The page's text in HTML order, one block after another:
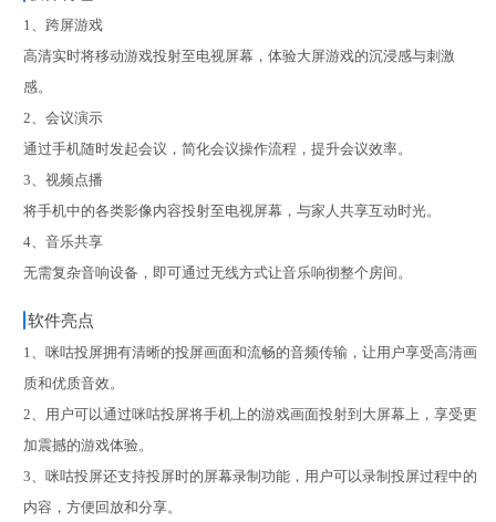
1、跨屏游戏
高清实时将移动游戏投射至电视屏幕，体验大屏游戏的沉浸感与刺激
感。
2、会议演示
通过手机随时发起会议，简化会议操作流程，提升会议效率。
3、视频点播
将手机中的各类影像内容投射至电视屏幕，与家人共享互动时光。
4、音乐共享
无需复杂音响设备，即可通过无线方式让音乐响彻整个房间。
软件亮点
1、咪咕投屏拥有清晰的投屏画面和流畅的音频传输，让用户享受高清画
质和优质音效。
2、用户可以通过咪咕投屏将手机上的游戏画面投射到大屏幕上，享受更
加震撼的游戏体验。
3、咪咕投屏还支持投屏时的屏幕录制功能，用户可以录制投屏过程中的
内容，方便回放和分享。